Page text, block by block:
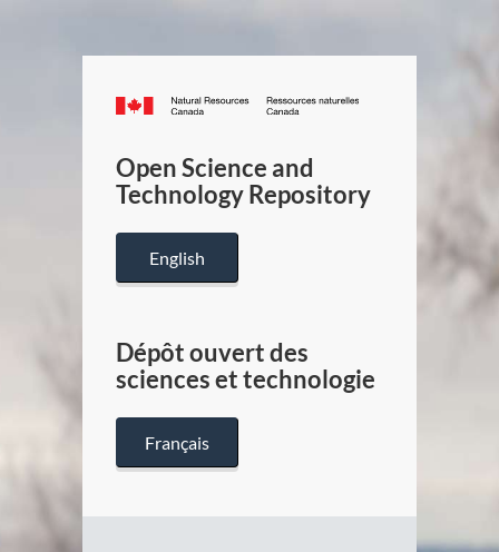
Canada.ca
/
Canada
Open Science and
Technology Repository
English
Dépôt ouvert des
sciences et technologie
Français